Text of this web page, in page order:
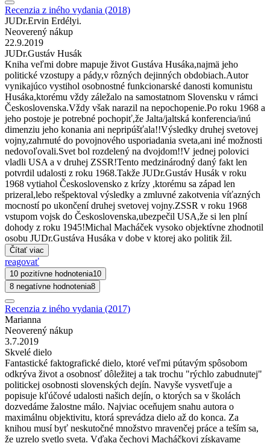
Recenzia z iného vydania (2018)
JUDr.Ervin Erdélyi.
Neoverený nákup
22.9.2019
JUDr.Gustáv Husák
Kniha veľmi dobre mapuje život Gustáva Husáka,najmä jeho
politické vzostupy a pády,v rôzných dejinných obdobiach.Autor
vynikajúco vystihol osobnostné funkcionarské danosti komunistu
Husáka,ktorému vždy záležalo na samostatnom Slovensku v rámci
Československa.Vždy však narazil na nepochopenie.Po roku 1968 a
jeho postoje je potrebné pochopiť,že Jalta/jaltská konferencia/inú
dimenziu jeho konania ani nepripúšťala!!Výsledky druhej svetovej
vojny,zahrnuté do povojnového usporiadania sveta,ani iné možnosti
nedovoľovali.Svet bol rozdelený na dvojdom!!V jednej polovici
vladli USA a v druhej ZSSR!Tento medzinárodný daný fakt len
potvrdil udalosti z roku 1968.Takže JUDr.Gustáv Husák v roku
1968 vytiahol Československo z krízy ,ktorému sa západ len
prizeral,lebo rešpektoval výsledky a zmluvné zakotvenia víťazných
mocností po ukončení druhej svetovej vojny.ZSSR v roku 1968
vstupom vojsk do Československa,ubezpečil USA,že si len plní
dohody z roku 1945!Michal Macháček vysoko objektívne zhodnotil
osobu JUDr.Gustáva Husáka v dobe v ktorej ako politik žil.
Čítať viac
reagovať
10 pozitívne hodnotenia10
8 negatívne hodnotenia8
Recenzia z iného vydania (2017)
Marianna
Neoverený nákup
3.7.2019
Skvelé dielo
Fantastické faktografické dielo, ktoré veľmi pútavým spôsobom
odkrýva život a osobnosť dôležitej a tak trochu "rýchlo zabudnutej"
politickej osobnosti slovenských dejín. Navyše vysvetľuje a
popisuje kľúčové udalosti našich dejín, o ktorých sa v školách
dozvedáme žalostne málo. Najviac oceňujem snahu autora o
maximálnu objektivitu, ktorá sprevádza dielo až do konca. Za
knihou musí byť neskutočné množstvo mravenčej práce a teším sa,
že uzrelo svetlo sveta. Vďaka čechovi Macháčkovi získavame